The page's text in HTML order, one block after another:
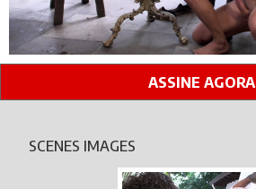
ASSINE AGORA
SCENES IMAGES